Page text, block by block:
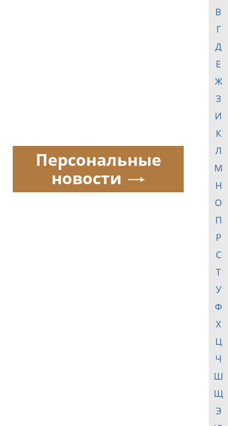
В
Г
Д
Е
Ж
З
И
К
Л
М
Н
О
П
Р
С
Т
У
Ф
Х
Ц
Ч
Ш
Щ
Э
Персональные
новости